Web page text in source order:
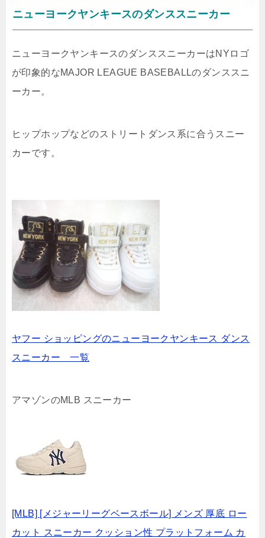
ニューヨークヤンキースのダンススニーカー
ニューヨークヤンキースのダンススニーカーはNYロゴ
が印象的なMAJOR LEAGUE BASEBALLのダンススニ
ーカー。
ヒップホップなどのストリートダンス系に合うスニー
カーです。
ヤフー ショッピングのニューヨークヤンキース ダンス
スニーカー 一覧
アマゾンのMLB スニーカー
[MLB] [メジャーリーグベースボール] メンズ 厚底 ロー
カット スニーカー クッション性 プラットフォーム カ